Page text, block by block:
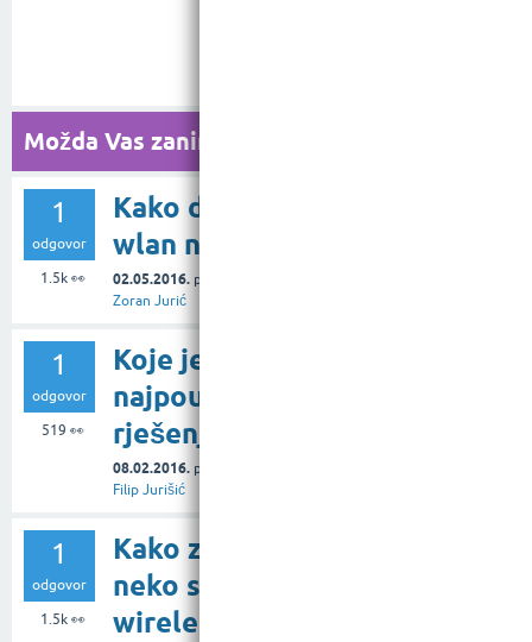
Možda Vas zanimaju i ova pitanja...
1
odgovor
1.5k👀
Kako do šifre za
wlan na routeru?
02.05.2016. pitanje
Zoran Jurić
1
odgovor
519 👀
Koje je
najpouzdanije
rješenje za wireless?
08.02.2016. pitanje
Filip Jurišić
1
odgovor
1.5k👀
Kako znati da li je
neko spojen na moj
wireless router?